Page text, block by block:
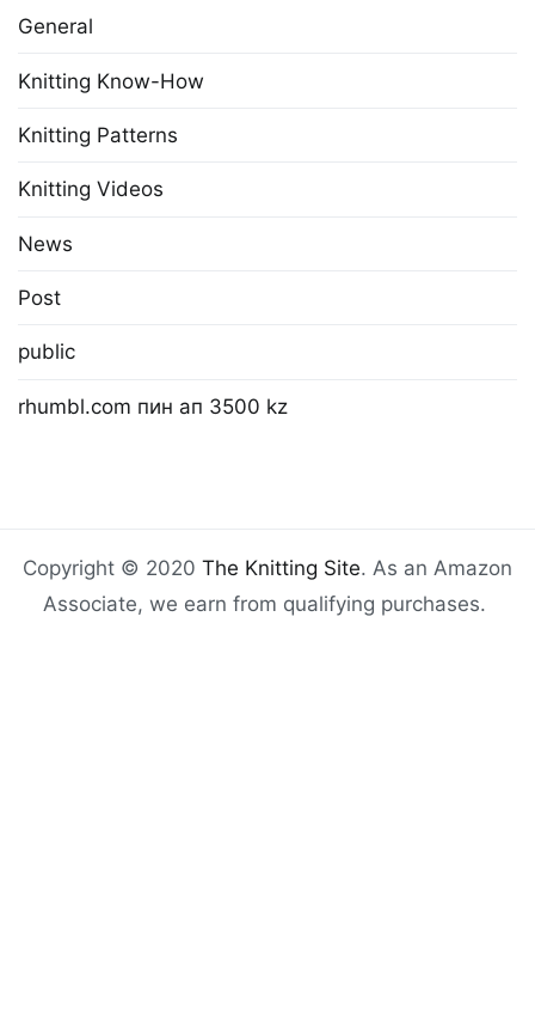
General
Knitting Know-How
Knitting Patterns
Knitting Videos
News
Post
public
rhumbl.com пин ап 3500 kz
Copyright © 2020 The Knitting Site. As an Amazon
Associate, we earn from qualifying purchases.